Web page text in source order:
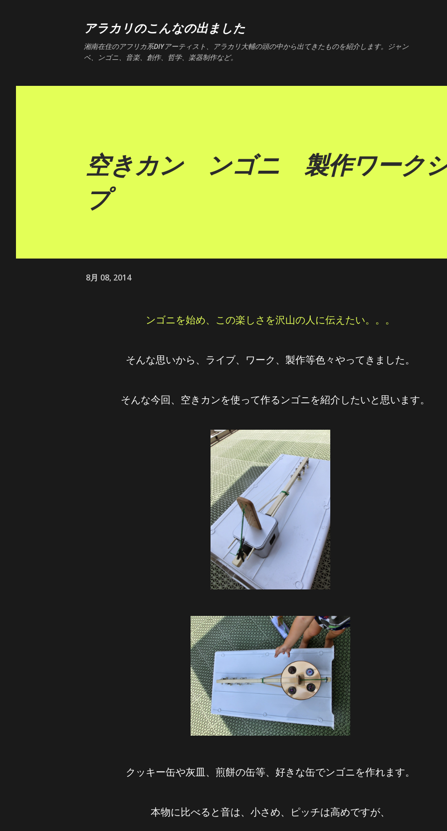
アラカリのこんなの出ました
湘南在住のアフリカ系DIYアーティスト、アラカリ大輔の頭の中から出てきたものを紹介します。ジャン
ベ、ンゴニ、音楽、創作、哲学、楽器制作など。
空きカン ンゴニ 製作ワーク
プ
8月 08, 2014
ンゴニを始め、この楽しさを沢山の人に伝えたい。。。
そんな思いから、ライブ、ワーク、製作等色々やってきました。
そんな今回、空きカンを使って作るンゴニを紹介したいと思います。
クッキー缶や灰皿、煎餅の缶等、好きな缶でンゴニを作れます。
本物に比べると音は、小さめ、ピッチは高めですが、